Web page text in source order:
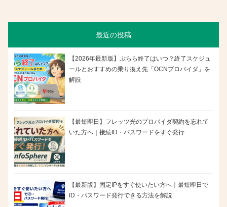
最近の投稿
【2026年最新版】ぷらら終了はいつ？終了スケジュ
ールとおすすめの乗り換え先「OCNプロバイダ」を
解説
【最短即日】フレッツ光のプロバイダ契約を忘れて
いた方へ｜接続ID・パスワードをすぐ発行
【最新版】固定IPをすぐ使いたい方へ｜最短即日で
ID・パスワード発行できる方法を解説